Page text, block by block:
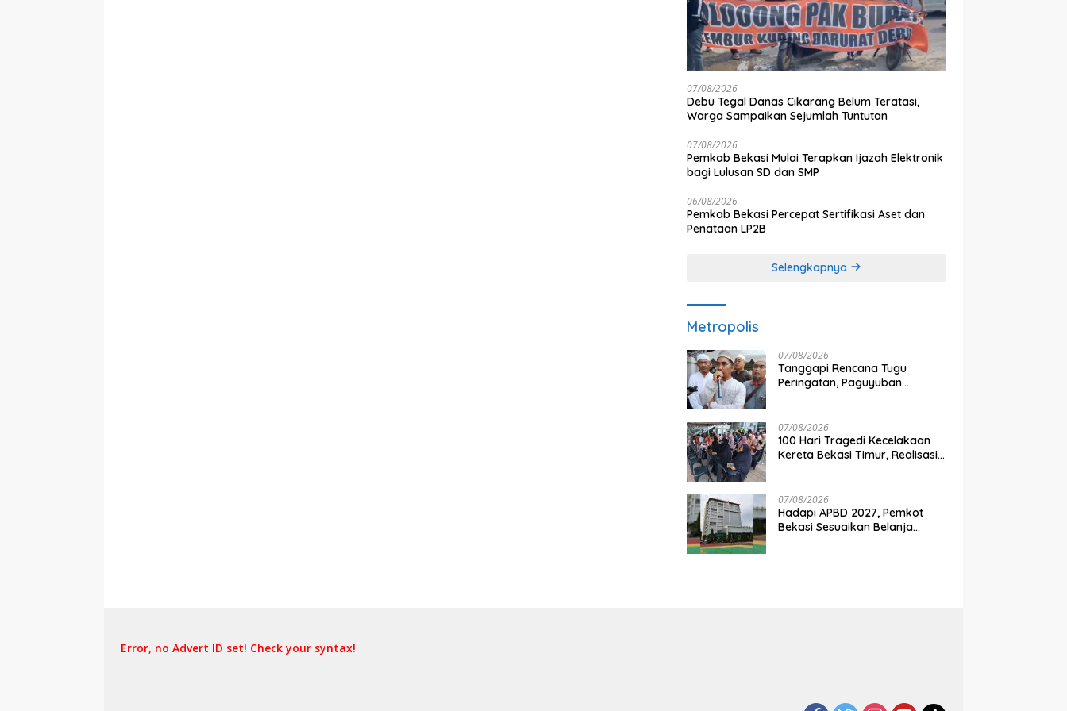
07/08/2026
Debu Tegal Danas Cikarang Belum Teratasi,
Warga Sampaikan Sejumlah Tuntutan
07/08/2026
Pemkab Bekasi Mulai Terapkan Ijazah Elektronik
bagi Lulusan SD dan SMP
06/08/2026
Pemkab Bekasi Percepat Sertifikasi Aset dan
Penataan LP2B
Selengkapnya
Metropolis
07/08/2026
Tanggapi Rencana Tugu
Peringatan, Paguyuban
Perbaikan Sistem Keselamatan
Lebih Dulu
07/08/2026
100 Hari Tragedi Kecelakaan
Kereta Bekasi Timur, Realisasi
07/08/2026
Hadapi APBD 2027, Pemkot
Bekasi Sesuaikan Belanja
Error, no Advert ID set! Check your syntax!